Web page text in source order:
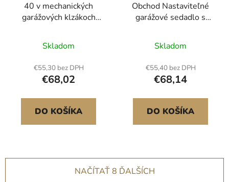
40 v mechanických
garážových klzákoch
valcový klzák
Skladom
€55,30 bez DPH
€68,02
DO KOŠÍKA
Obchod Nastaviteľné
garážové sedadlo s
operadlom a kolieskami
Skladom
€55,40 bez DPH
€68,14
DO KOŠÍKA
NAČÍTAŤ 8 ĎALŠÍCH